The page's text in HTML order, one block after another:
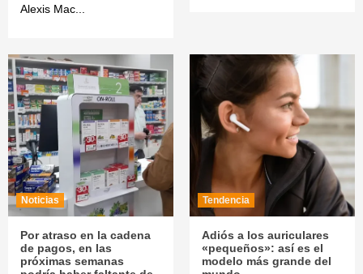
Alexis Mac...
Noticias
Por atraso en la cadena
de pagos, en las
próximas semanas
Tendencia
Adiós a los auriculares
«pequeños»: así es el
modelo más grande del